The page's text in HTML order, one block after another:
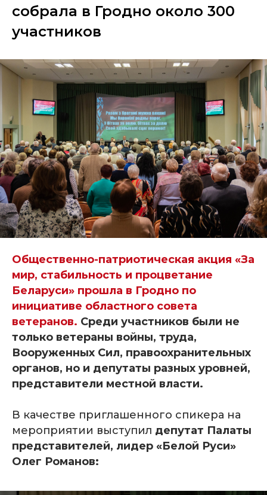
собрала в Гродно около 300
участников
Общественно-патриотическая акция «За
мир, стабильность и процветание
Беларуси» прошла в Гродно по
инициативе областного совета
ветеранов. Среди участников были не
только ветераны войны, труда,
Вооруженных Сил, правоохранительных
органов, но и депутаты разных уровней,
представители местной власти.
В качестве приглашенного спикера на
мероприятии выступил депутат Палаты
представителей, лидер «Белой Руси»
Олег Романов: